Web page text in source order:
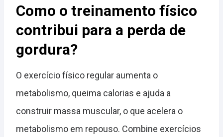
Como o treinamento físico
contribui para a perda de
gordura?
O exercício físico regular aumenta o
metabolismo, queima calorias e ajuda a
construir massa muscular, o que acelera o
metabolismo em repouso. Combine exercícios